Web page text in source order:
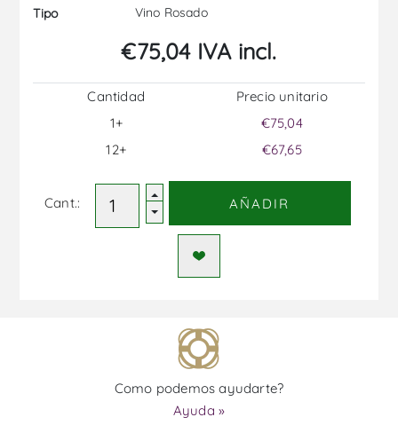
Tipo
Vino Rosado
€75,04 IVA incl.
Cantidad
1+
12+
Precio unitario
€75,04
€67,65
Cant.: AÑADIR
Como podemos ayudarte?
Ayuda »